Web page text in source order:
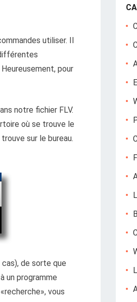
utiliser. Il
pour
notre fichier FLV.
où se trouve le
sur le bureau.
de sorte que
un programme
vous